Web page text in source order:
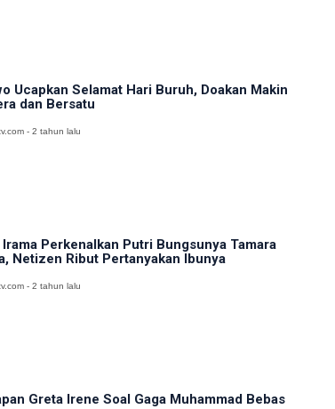
Ucapkan Selamat Hari Buruh, Doakan Makin
dan Bersatu
- 2 tahun lalu
Irama Perkenalkan Putri Bungsunya Tamara
Netizen Ribut Pertanyakan Ibunya
- 2 tahun lalu
Greta Irene Soal Gaga Muhammad Bebas